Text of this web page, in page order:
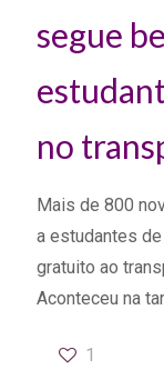
segue
no
Mais de 800
a estudantes
gratuito ao
Aconteceu na
1